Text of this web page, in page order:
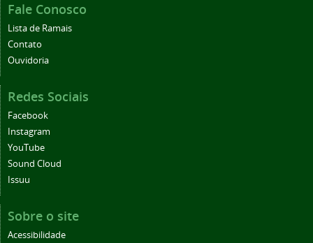
Fale Conosco
Lista de Ramais
Contato
Ouvidoria
Redes Sociais
Facebook
Instagram
YouTube
Sound Cloud
Issuu
Sobre o site
Acessibilidade